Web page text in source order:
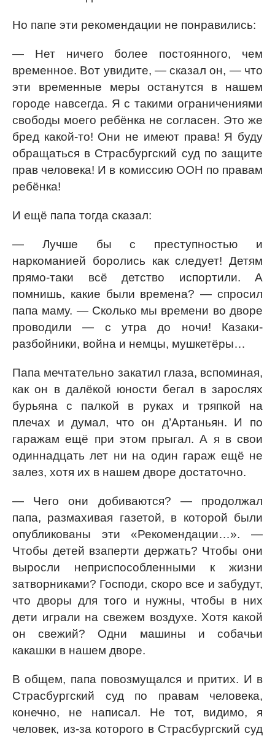
Но папе эти рекомендации не понравились:
— Нет ничего более постоянного, чем
временное. Вот увидите, — сказал он, — что
эти временные меры останутся в нашем
городе навсегда. Я с такими ограничениями
свободы моего ребёнка не согласен. Это же
бред какой-то! Они не имеют права! Я буду
обращаться в Страсбургский суд по защите
прав человека! И в комиссию ООН по правам
ребёнка!
И ещё папа тогда сказал:
— Лучше бы с преступностью и
наркоманией боролись как следует! Детям
прямо-таки всё детство испортили. А
помнишь, какие были времена? — спросил
папа маму. — Сколько мы времени во дворе
проводили — с утра до ночи! Казаки-
разбойники, война и немцы, мушкетёры…
Папа мечтательно закатил глаза, вспоминая,
как он в далёкой юности бегал в зарослях
бурьяна с палкой в руках и тряпкой на
плечах и думал, что он д’Артаньян. И по
гаражам ещё при этом прыгал. А я в свои
одиннадцать лет ни на один гараж ещё не
залез, хотя их в нашем дворе достаточно.
— Чего они добиваются? — продолжал
папа, размахивая газетой, в которой были
опубликованы эти «Рекомендации…». —
Чтобы детей взаперти держать? Чтобы они
выросли неприспособленными к жизни
затворниками? Господи, скоро все и забудут,
что дворы для того и нужны, чтобы в них
дети играли на свежем воздухе. Хотя какой
он свежий? Одни машины и собачьи
какашки в нашем дворе.
В общем, папа повозмущался и притих. И в
Страсбургский суд по правам человека,
конечно, не написал. Не тот, видимо, я
человек, из-за которого в Страсбургский суд